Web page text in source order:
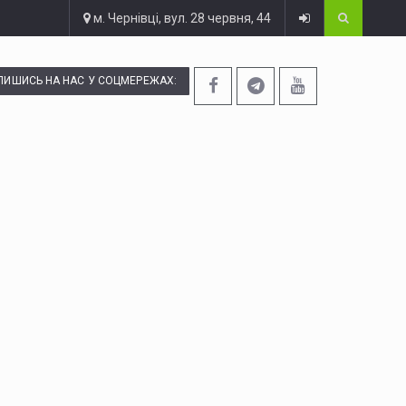
м. Чернівці, вул. 28 червня, 44
НА НАС У СОЦМЕРЕЖАХ: